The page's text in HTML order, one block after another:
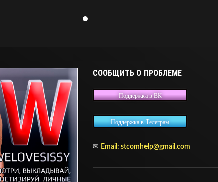
СООБЩИТЬ О ПРОБЛЕМЕ
Поддержка в ВК
Поддержка в Телеграм
✉ Email: stcomhelp@gmail.com